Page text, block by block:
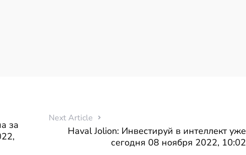
за
Next Article
Haval Jolion: Инвестируй в интеллект уже
сегодня 08 ноября 2022, 10:02